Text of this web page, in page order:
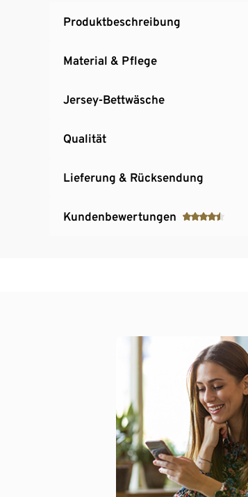
Produktbeschreibung
Material & Pflege
Jersey-Bettwäsche
Qualität
Lieferung & Rücksendung
Kundenbewertungen